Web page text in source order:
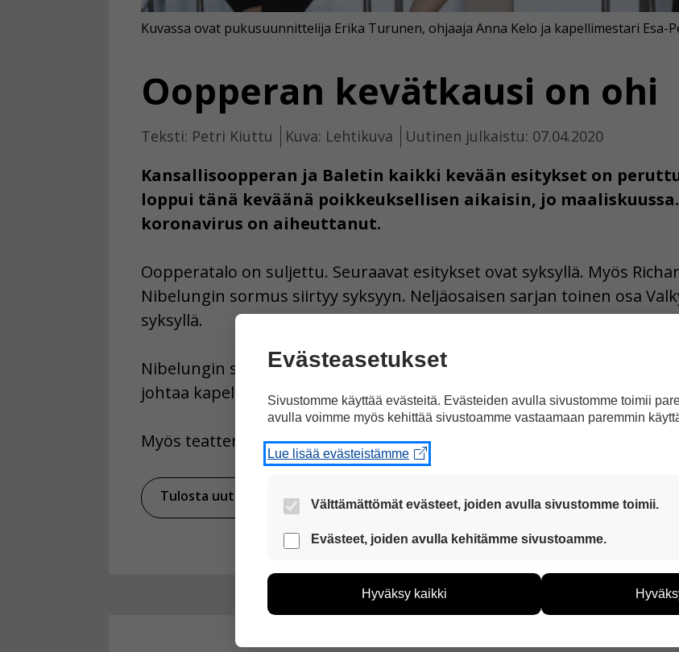
Oopperan kevätkausi on ohi
Teksti: Petri Kiuttu Kuva: Lehtikuva Uutinen julkaistu: 07.04.2020
Kansallisoopperan ja Baletin kaikki kevään esitykset on
loppui tänä keväänä poikkeuksellisen aikaisin, jo
koronavirus on aiheuttanut.
Kuvassa ovat pukusuunnittelija Erika Turunen, ohjaaja Anna Kelo ja kapellimestari Esa-
Oopperatalo on suljettu. Seuraavat esitykset ovat syksyllä. Myös
Nibelungin sormus siirtyy syksyyn. Neljäosaisen sarjan toinen osa
syksyllä.
Nibelungin sormuksen ensimmäinen osa Reininkulta esitettiin
johtaa kapellimestari Esa-Pekka Salonen. Oopperan ohjaa Anna Kelo.
Myös teattereiden kausi on ohi. Näytökset jatkuvat syksyllä.
Tulosta uutinen Jaa Facebookissa
Evästeasetukset
Sivustomme käyttää evästeitä. Evästeiden avulla sivustomme toimii
avulla voimme myös kehittää sivustoamme vastaamaan paremmin
Lue lisää evästeistämme
Välttämättömät evästeet, joiden avulla sivustomme toimii.
Nämä evästeet ovat aina käytössä, jotta sivustoamme voi käyttää
Evästeet, joiden avulla kehitämme sivustoamme.
voimme kehittää sivustoamme vastaamaan paremmin käyttäjien
esimerkiksi kävijämääristä ja siitä, mitä sivuja käytetään ja miten
kuitenkaan kerää henkilötietoja kuten nimiä, eikä tietoja voi yhdistää
Hyväksy kaikki